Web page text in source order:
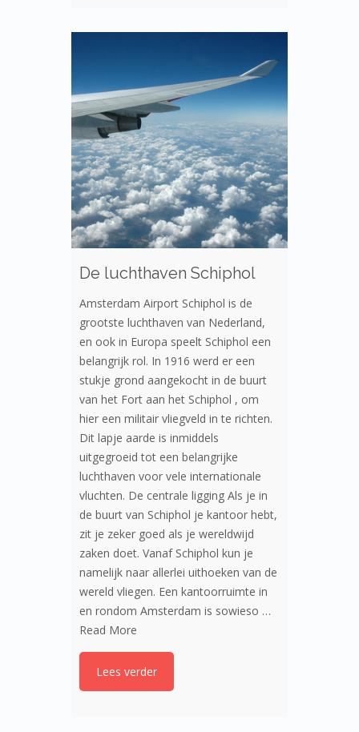
De luchthaven Schiphol
Amsterdam Airport Schiphol is de
grootste luchthaven van Nederland,
en ook in Europa speelt Schiphol een
belangrijk rol. In 1916 werd er een
stukje grond aangekocht in de buurt
van het Fort aan het Schiphol , om
hier een militair vliegveld in te richten.
Dit lapje aarde is inmiddels
uitgegroeid tot een belangrijke
luchthaven voor vele internationale
vluchten. De centrale ligging Als je in
de buurt van Schiphol je kantoor hebt,
zit je zeker goed als je wereldwijd
zaken doet. Vanaf Schiphol kun je
namelijk naar allerlei uithoeken van de
wereld vliegen. Een kantoorruimte in
en rondom Amsterdam is sowieso …
Read More